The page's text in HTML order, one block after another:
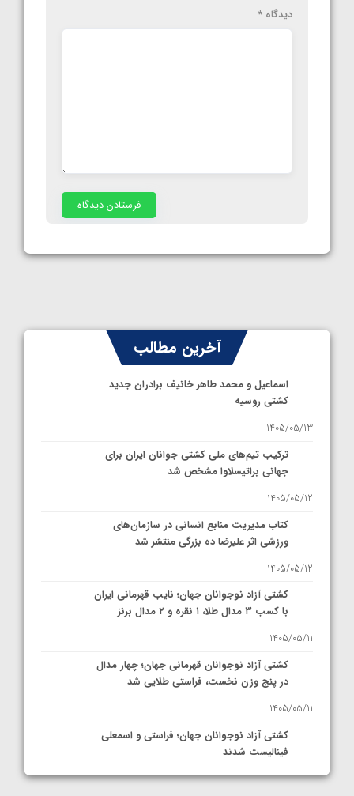
دیدگاه *
آخرین مطالب
اسماعیل و محمد طاهر خانیف برادران جدید
کشتی روسیه
1405/05/13
ترکیب تیم‌های ملی کشتی جوانان ایران برای
جهانی براتیسلاوا مشخص شد
1405/05/12
کتاب مدیریت منابع انسانی در سازمان‌های
ورزشی اثر علیرضا ده بزرگی منتشر شد
1405/05/12
کشتی آزاد نوجوانان جهان؛ نایب قهرمانی ایران
با کسب ۳ مدال طلا، ۱ نقره و ۲ مدال برنز
1405/05/11
کشتی آزاد نوجوانان قهرمانی جهان؛ چهار مدال
در پنج وزن نخست، فراستی طلایی شد
1405/05/11
کشتی آزاد نوجوانان جهان؛ فراستی و اسمعلی
فینالیست شدند
1405/05/09